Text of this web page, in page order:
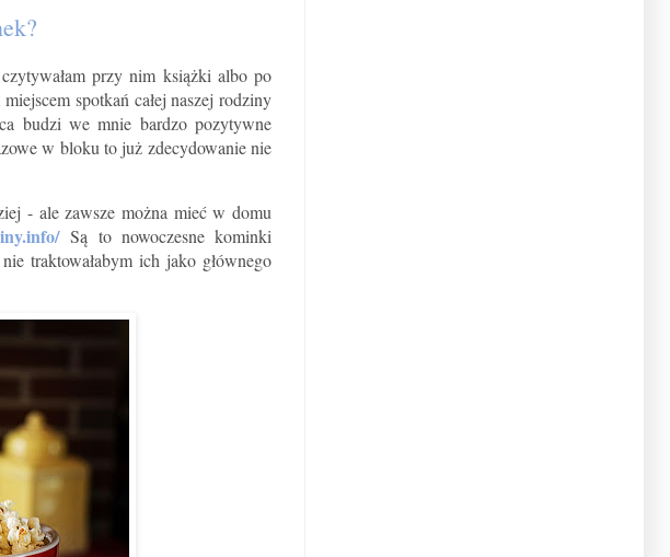
przy nim książki albo po
spotkań całej naszej rodziny
budzi we mnie bardzo pozytywne
w bloku to już zdecydowanie nie
- ale zawsze można mieć w domu
Są to nowoczesne kominki
traktowałabym ich jako głównego